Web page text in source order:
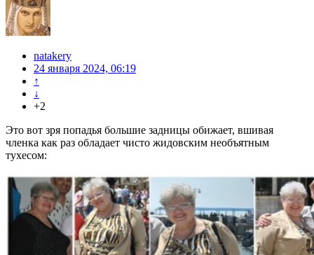
natakery
24 января 2024, 06:19
↑
↓
+2
Это вот зря попадья большие задницы обижает, вшивая
членка как раз обладает чисто жидовским необъятным
тухесом: